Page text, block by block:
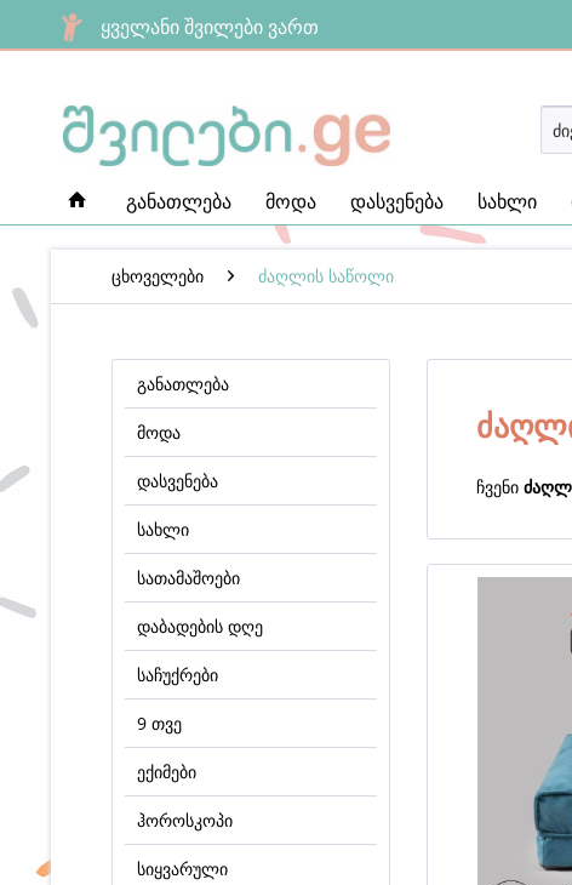
ყველანი შვილები ვართ
განათლება მოდა დასვენება სახლი
ცხოველები ძაღლის საწოლი
განათლება
მოდა
დასვენება
სახლი
სათამაშოები
დაბადების დღე
საჩუქრები
9 თვე
ექიმები
ჰოროსკოპი
სიყვარული
ჩვენი